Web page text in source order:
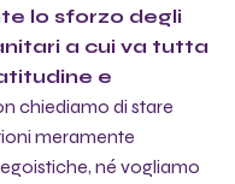
lo sforzo degli
a cui va tutta
e
chiediamo di stare
meramente
né vogliamo